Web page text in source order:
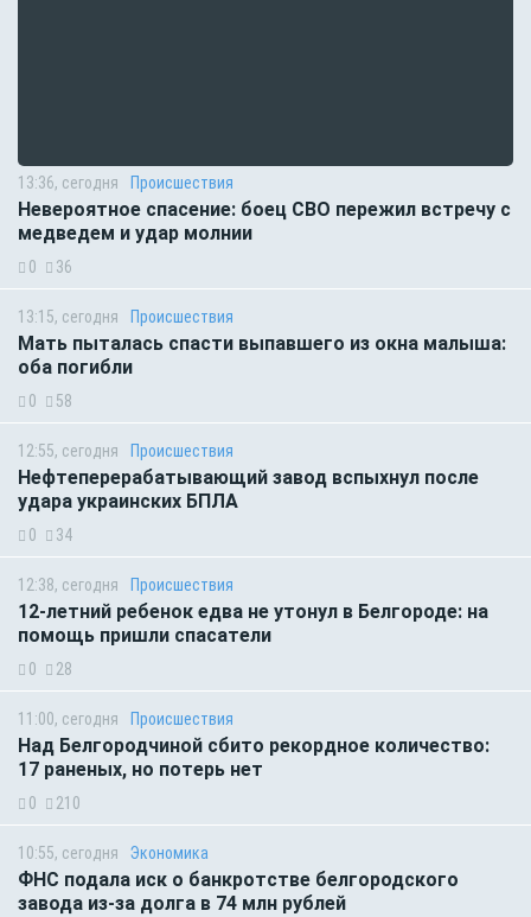
13:36, сегодня Происшествия
Невероятное спасение: боец СВО пережил встречу с
медведем и удар молнии
0 36
13:15, сегодня Происшествия
Мать пыталась спасти выпавшего из окна малыша:
оба погибли
0 58
12:55, сегодня Происшествия
Нефтеперерабатывающий завод вспыхнул после
удара украинских БПЛА
0 34
12:38, сегодня Происшествия
12-летний ребенок едва не утонул в Белгороде: на
помощь пришли спасатели
0 28
11:00, сегодня Происшествия
Над Белгородчиной сбито рекордное количество:
17 раненых, но потерь нет
0 210
10:55, сегодня Экономика
ФНС подала иск о банкротстве белгородского
завода из-за долга в 74 млн рублей